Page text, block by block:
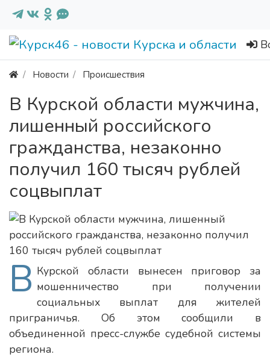
Новости Происшествия
В Курской области мужчина,
лишенный российского
гражданства, незаконно
получил 160 тысяч рублей
соцвыплат
В Курской области вынесен приговор за
мошенничество при получении
социальных выплат для жителей
приграничья. Об этом сообщили в
объединенной пресс-службе судебной системы
региона.